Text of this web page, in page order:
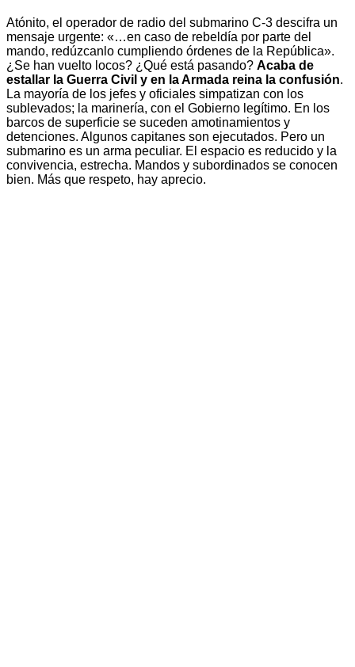
Atónito, el operador de radio del submarino C-3 descifra un
mensaje urgente: «…en caso de rebeldía por parte del
mando, redúzcanlo cumpliendo órdenes de la República».
¿Se han vuelto locos? ¿Qué está pasando? Acaba de
estallar la Guerra Civil y en la Armada reina la confusión.
La mayoría de los jefes y oficiales simpatizan con los
sublevados; la marinería, con el Gobierno legítimo. En los
barcos de superficie se suceden amotinamientos y
detenciones. Algunos capitanes son ejecutados. Pero un
submarino es un arma peculiar. El espacio es reducido y la
convivencia, estrecha. Mandos y subordinados se conocen
bien. Más que respeto, hay aprecio.